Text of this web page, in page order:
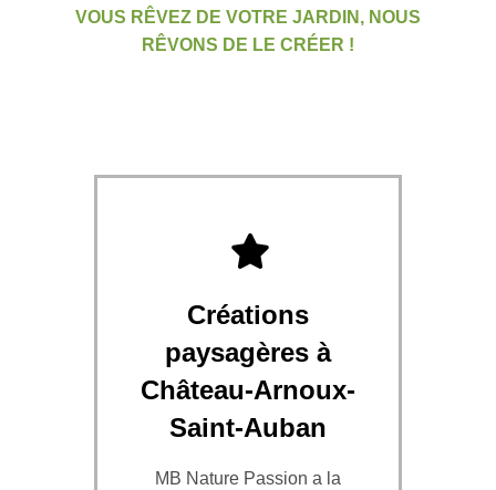
VOUS RÊVEZ DE VOTRE JARDIN, NOUS
RÊVONS DE LE CRÉER !
Créations
paysagères à
Château-Arnoux-
Saint-Auban
MB Nature Passion a la